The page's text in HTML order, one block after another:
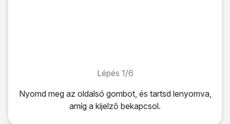
Lépés 1/6
Lépés 1/6
Nyomd meg az oldalsó gombot, és tartsd lenyomva,
amíg a kijelző bekapcsol.
Nyomd megaz oldalsó gombot, és tartsd lenyomva, amíg